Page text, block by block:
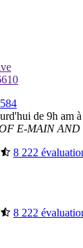
de 9h am
E-MAIN AND
8 222
8 222